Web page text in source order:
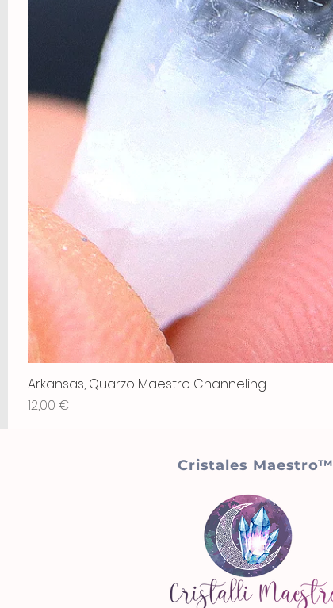
Arkansas, Quarzo Maestro Channeling.
Precio
12,00 €
Cristales Maestro™